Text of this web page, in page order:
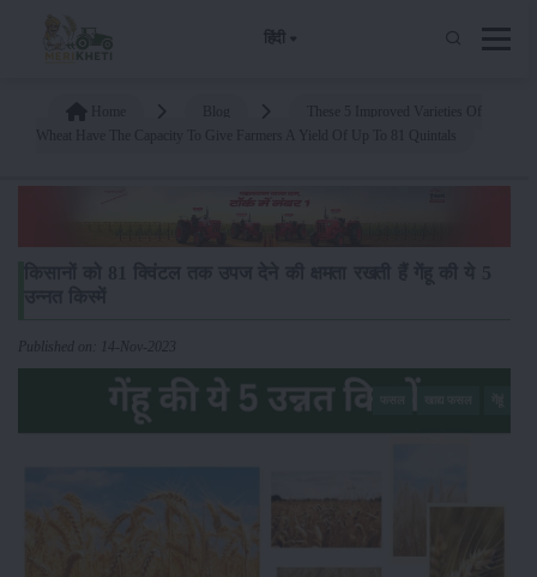
हिंदी
Published on: 14-Nov-2023